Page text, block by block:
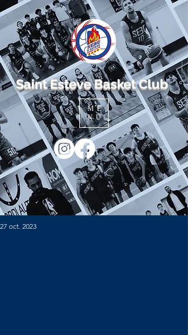
Saint Esteve Basket Club
ME
NU
27 oct. 2023